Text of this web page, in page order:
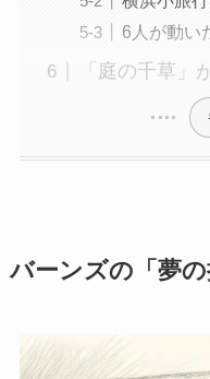
6人が動い
「庭の千草」
バーンズの「夢